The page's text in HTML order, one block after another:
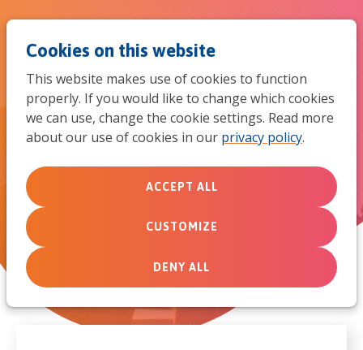
Cookies on this website
This website makes use of cookies to function
properly. If you would like to change which cookies
we can use, change the cookie settings. Read more
about our use of cookies in our privacy policy.
ACCEPT ALL
CUSTOMIZE
DENY ALL
Professionals wereldwijde missie
versterken